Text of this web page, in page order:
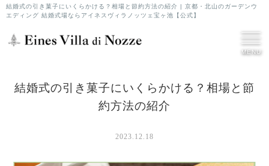
結婚式の引き菓子にいくらかける？相場と節約方法の紹介 | 京都・北山のガーデンウ
エディング 結婚式場ならアイネスヴィラノッツェ宝ヶ池【公式】
MENU
結婚式の引き菓子にいくらかける？相場と節
約方法の紹介
2023.12.18